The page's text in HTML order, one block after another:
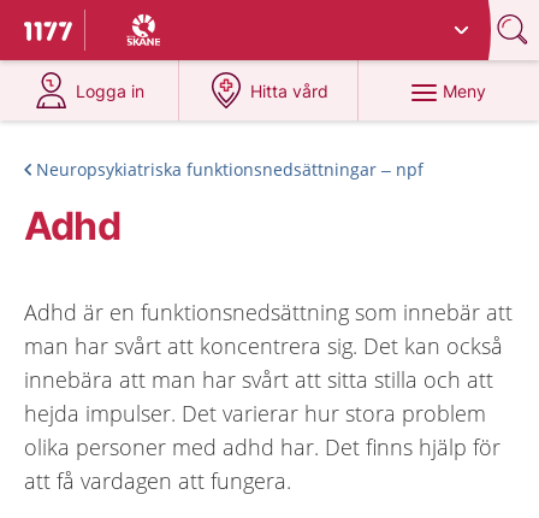
Till startsidan för 1177
Du har valt region
Logga in
på 1177.se
Hitta vård
på 1177.se
Meny
Neuropsykiatriska funktionsnedsättningar – npf
Adhd
Adhd är en funktionsnedsättning som innebär att
man har svårt att koncentrera sig. Det kan också
innebära att man har svårt att sitta stilla och att
hejda impulser. Det varierar hur stora problem
olika personer med adhd har. Det finns hjälp för
att få vardagen att fungera.